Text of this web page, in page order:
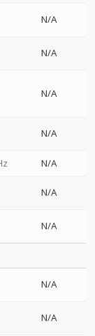
N/A
N/A
N/A
N/A
N/A
N/A
N/A
N/A
N/A